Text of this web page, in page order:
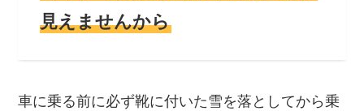
見えませんから
車に乗る前に必ず靴に付いた雪を落としてから乗